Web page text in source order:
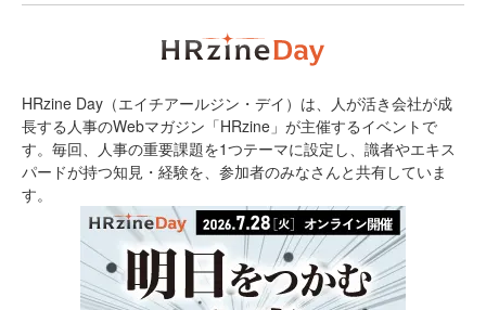
HRzine Day（エイチアールジン・デイ）は、人が活き会社が成
長する人事のWebマガジン「HRzine」が主催するイベントで
す。毎回、人事の重要課題を1つテーマに設定し、識者やエキス
パードが持つ知見・経験を、参加者のみなさんと共有していま
す。